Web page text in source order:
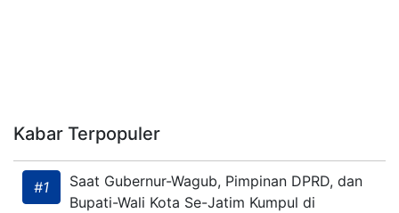
Kabar Terpopuler
#1
Saat Gubernur-Wagub, Pimpinan DPRD, dan
Bupati-Wali Kota Se-Jatim Kumpul di